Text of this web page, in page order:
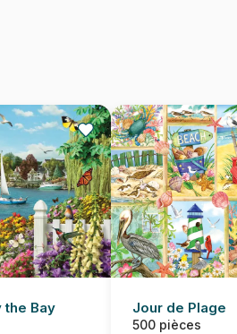
the Bay Jour de Plage
500 pièces